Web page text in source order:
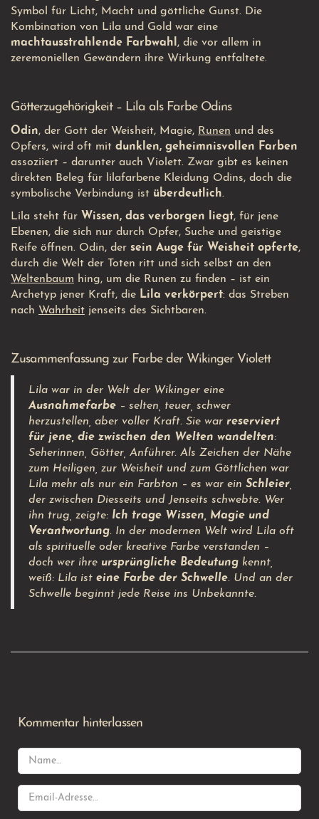
Symbol für Licht, Macht und göttliche Gunst. Die
Kombination von Lila und Gold war eine
machtausstrahlende Farbwahl , die vor allem in
zeremoniellen Gewändern ihre Wirkung entfaltete.
Götterzugehörigkeit – Lila als Farbe Odins
Odin, der Gott der Weisheit, Magie, Runen und des
Opfers, wird oft mit dunklen, geheimnisvollen Farben
assoziiert – darunter auch Violett. Zwar gibt es keinen
direkten Beleg für lilafarbene Kleidung Odins, doch die
symbolische Verbindung ist überdeutlich.
Lila steht für Wissen, das verborgen liegt, für jene
Ebenen, die sich nur durch Opfer, Suche und geistige
Reife öffnen. Odin, der sein Auge für Weisheit opferte,
durch die Welt der Toten ritt und sich selbst an den
Weltenbaum hing, um die Runen zu finden – ist ein
Archetyp jener Kraft, die Lila verkörpert: das Streben
nach Wahrheit jenseits des Sichtbaren.
Zusammenfassung zur Farbe der Wikinger Violett
Lila war in der Welt der Wikinger eine
Ausnahmefarbe – selten, teuer, schwer
herzustellen, aber voller Kraft. Sie war reserviert
für jene, die zwischen den Welten wandelten:
Seherinnen, Götter, Anführer. Als Zeichen der Nähe
zum Heiligen, zur Weisheit und zum Göttlichen war
Lila mehr als nur ein Farbton – es war ein Schleier
der zwischen Diesseits und Jenseits schwebte. Wer
ihn trug, zeigte: Ich trage Wissen, Magie und
Verantwortung. In der modernen Welt wird Lila oft
als spirituelle oder kreative Farbe verstanden –
doch wer ihre ursprüngliche Bedeutung kennt,
weiß: Lila ist eine Farbe der Schwelle. Und an der
Schwelle beginnt jede Reise ins Unbekannte.
Kommentar hinterlassen